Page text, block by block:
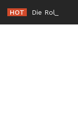
content
HOT